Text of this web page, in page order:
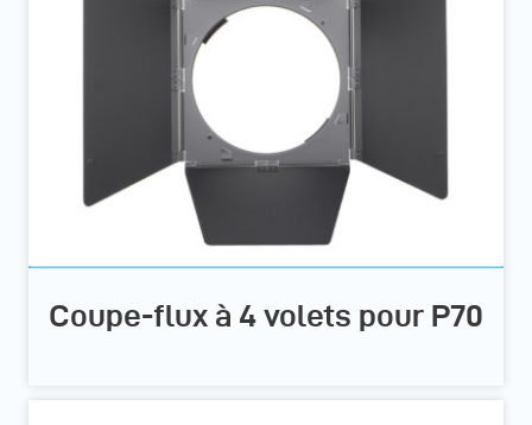
Coupe-flux à 4 volets pour P70